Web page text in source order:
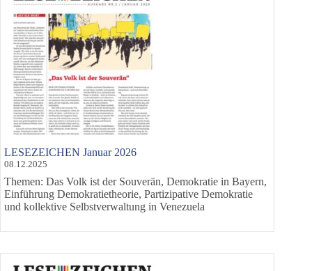
LESEZEICHEN Januar 2026
08.12.2025
Themen: Das Volk ist der Souverän, Demokratie in Bayern,
Einführung Demokratietheorie, Partizipative Demokratie
und kollektive Selbstverwaltung in Venezuela